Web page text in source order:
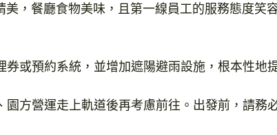
，餐廳食物美味，且第一線員工的服務態度笑
或預約系統，並增加遮陽避雨設施，根本性地
方營運走上軌道後再考慮前往。出發前，請務